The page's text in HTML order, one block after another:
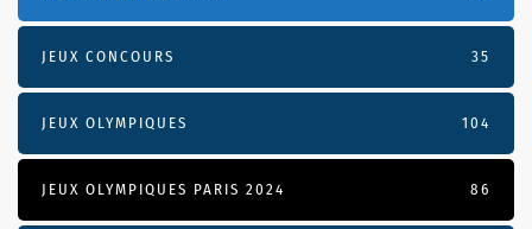
JEUX CONCOURS 35
JEUX OLYMPIQUES 104
JEUX OLYMPIQUES PARIS 2024 86